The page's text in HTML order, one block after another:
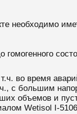
необходимо
во время
с большим
объемов и
Wetisol I-